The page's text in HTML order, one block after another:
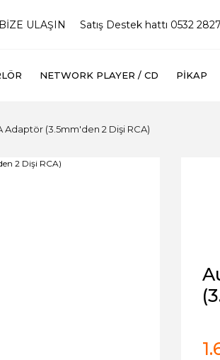
ULAŞIN Satış Destek hattı 0532
NETWORK PLAYER / CD PIKAP
Adaptör (3.5mm'den 2 Dişi RCA)